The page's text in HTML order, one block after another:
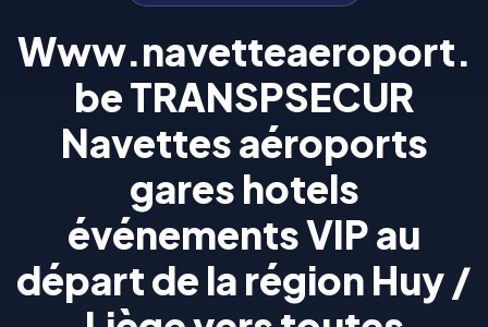
Www.navetteaeroport.
be TRANSPSECUR
Navettes aéroports
gares hotels
événements VIP au
départ de la région Huy /